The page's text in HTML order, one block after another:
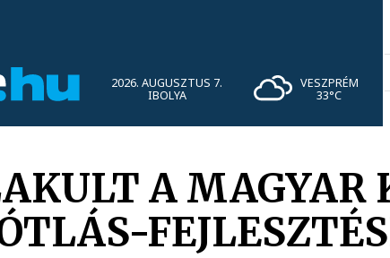
2026. AUGUSZTUS 7.
IBOLYA
VESZPRÉM
33°C
A MAGYAR